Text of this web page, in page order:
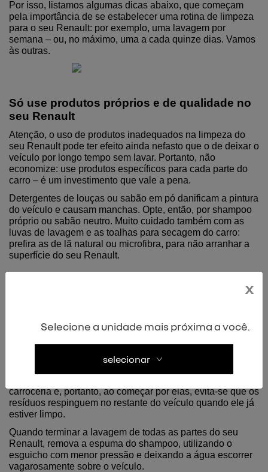
Por isso, listamos algumas dicas abaixo, que começam
pela importância de se estabelecer uma rotina de limpeza
para o seu Renault: por exemplo, uma lavagem por
semana – ou, no máximo, uma a cada quinze dias. Vamos
às outras.
Só use produtos próprios e de qualidade no
seu Renault
Atenção, o uso de produtos inadequados na limpeza do
seu Renault pode ter efeito ainda nefasto que o de deixar o
veículo por longo tempo sem lavar. Portanto, não
economize: use produtos específicos para cada parte do
carro – é um investimento que vale a pena.
Detergentes de louças ou sabão em pó danificam a pintura
do veículo e causam manchas. Opte, então, por shampoo
próprio ou sabão neutro. Muito cuidado também com as
luvas de lavagem e as toalhas para secagem do carro:
prefira as de lã natural ou microfibra, para não arranhar a
superfície do seu Renault.
lave-o de cima para baixo, sempre! Ou seja, primeiro o
carroceria e, portanto, ao começar por elas, evita-se que os
resíduos respinguem no restante do veículo quando ele já
estiver limpo.
Quando terminar a lavagem de todas as partes do seu
Renault, remova a espuma do shampoo, utilizando o
esguicho com menor pressão e deixando a água escorrer
vagarosamente sobre o veículo.
x
Selecione a unidade mais próxima a você.
selecionar